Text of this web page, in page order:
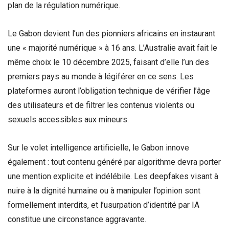
plan de la régulation numérique.
Le Gabon devient l’un des pionniers africains en instaurant
une « majorité numérique » à 16 ans. L’Australie avait fait le
même choix le 10 décembre 2025, faisant d’elle l’un des
premiers pays au monde à légiférer en ce sens. Les
plateformes auront l’obligation technique de vérifier l’âge
des utilisateurs et de filtrer les contenus violents ou
sexuels accessibles aux mineurs.
Sur le volet intelligence artificielle, le Gabon innove
également : tout contenu généré par algorithme devra porter
une mention explicite et indélébile. Les deepfakes visant à
nuire à la dignité humaine ou à manipuler l’opinion sont
formellement interdits, et l’usurpation d’identité par IA
constitue une circonstance aggravante.